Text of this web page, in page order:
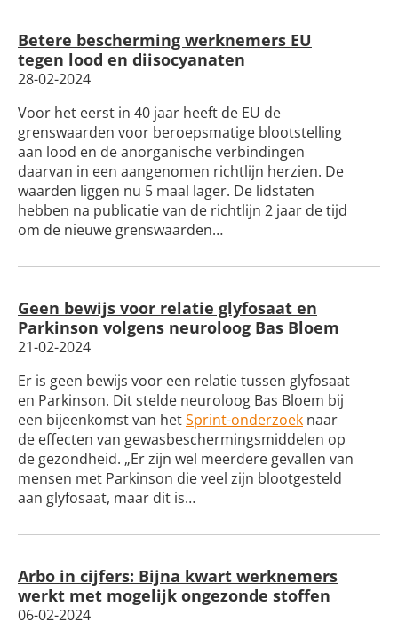
Very Brief Work Advice
Betere bescherming werknemers EU
tegen lood en diisocyanaten
28-02-2024
Voor het eerst in 40 jaar heeft de EU de
grenswaarden voor beroepsmatige blootstelling
aan lood en de anorganische verbindingen
daarvan in een aangenomen richtlijn herzien. De
waarden liggen nu 5 maal lager. De lidstaten
hebben na publicatie van de richtlijn 2 jaar de tijd
om de nieuwe grenswaarden…
Geen bewijs voor relatie glyfosaat en
Parkinson volgens neuroloog Bas Bloem
21-02-2024
Er is geen bewijs voor een relatie tussen glyfosaat
en Parkinson. Dit stelde neuroloog Bas Bloem bij
een bijeenkomst van hetSprint-onderzoek naar
de effecten van gewasbeschermingsmiddelen op
de gezondheid. „Er zijn wel meerdere gevallen van
mensen met Parkinson die veel zijn blootgesteld
aan glyfosaat, maar dit is…
Arbo in cijfers: Bijna kwart werknemers
werkt met mogelijk ongezonde stoffen
06-02-2024